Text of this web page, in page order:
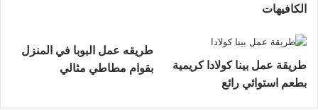
الكافيهات
طريقة عمل بينا كولادا كريمية
بطعم استوائي رائع
طريقه عمل البوبا في المنزل
بقوام مطاطي مثالي